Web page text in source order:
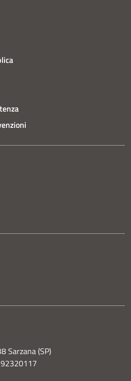
Sarzana (SP)